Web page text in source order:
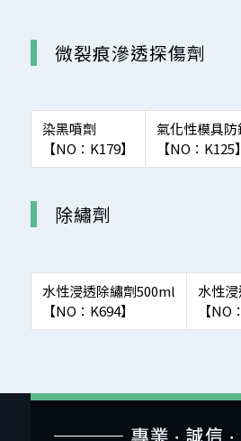
微裂痕滲透探傷劑
染黑噴劑
【NO：K179】
氣化性模具防
【NO：K125】
除繡劑
水性浸透除繡劑500ml
【NO：K694】
水性
【NO